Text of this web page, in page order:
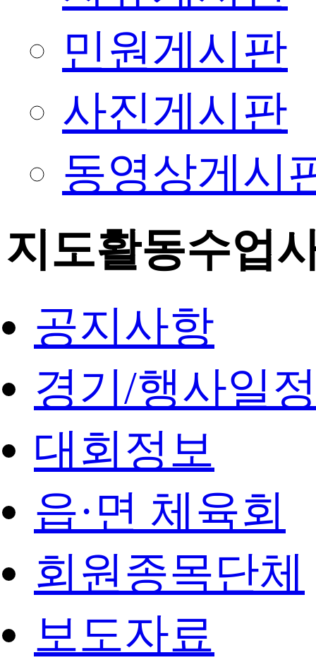
민원게시판
사진게시판
동영상게시
지도활동수업
공지사항
경기/행사일
대회정보
읍·면 체육회
회원종목단체
보도자료